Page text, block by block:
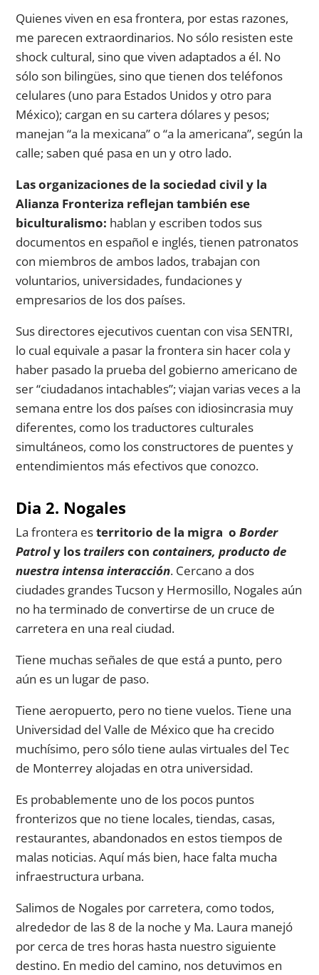
Quienes viven en esa frontera, por estas razones,
me parecen extraordinarios. No sólo resisten este
shock cultural, sino que viven adaptados a él. No
sólo son bilingües, sino que tienen dos teléfonos
celulares (uno para Estados Unidos y otro para
México); cargan en su cartera dólares y pesos;
manejan “a la mexicana” o “a la americana”, según la
calle; saben qué pasa en un y otro lado.
Las organizaciones de la sociedad civil y la
Alianza Fronteriza reflejan también ese
biculturalismo: hablan y escriben todos sus
documentos en español e inglés, tienen patronatos
con miembros de ambos lados, trabajan con
voluntarios, universidades, fundaciones y
empresarios de los dos países.
Sus directores ejecutivos cuentan con visa SENTRI,
lo cual equivale a pasar la frontera sin hacer cola y
haber pasado la prueba del gobierno americano de
ser “ciudadanos intachables”; viajan varias veces a la
semana entre los dos países con idiosincrasia muy
diferentes, como los traductores culturales
simultáneos, como los constructores de puentes y
entendimientos más efectivos que conozco.
Dia 2. Nogales
La frontera esterritorio de la migra oBorder
Patroly lostrailerscon containers, producto de
nuestra intensa interacción. Cercano a dos
ciudades grandes Tucson y Hermosillo, Nogales aún
no ha terminado de convertirse de un cruce de
carretera en una real ciudad.
Tiene muchas señales de que está a punto, pero
aún es un lugar de paso.
Tiene aeropuerto, pero no tiene vuelos. Tiene una
Universidad del Valle de México que ha crecido
muchísimo, pero sólo tiene aulas virtuales del Tec
de Monterrey alojadas en otra universidad.
Es probablemente uno de los pocos puntos
fronterizos que no tiene locales, tiendas, casas,
restaurantes, abandonados en estos tiempos de
malas noticias. Aquí más bien, hace falta mucha
infraestructura urbana.
Salimos de Nogales por carretera, como todos,
alrededor de las 8 de la noche y Ma. Laura manejó
por cerca de tres horas hasta nuestro siguiente
destino. En medio del camino, nos detuvimos en